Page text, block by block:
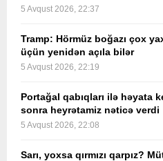
5 Avqust 2026, 22:37
Tramp: Hörmüz boğazı çox
üçün yenidən açıla bilər
5 Avqust 2026, 22:19
Portağal qabıqları ilə həyata
sonra heyrətamiz nəticə verdi
5 Avqust 2026, 22:08
Sarı, yoxsa qırmızı qarpız?